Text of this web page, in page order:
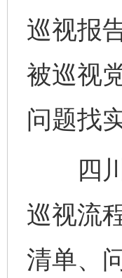
巡视报
被巡视
问题找
四川
巡视流
清单、